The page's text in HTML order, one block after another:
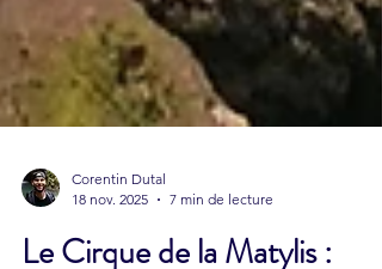
Corentin Dutal
18 nov. 2025
7 min de lecture